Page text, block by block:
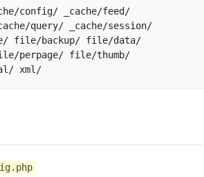
config/ _cache/feed/
query/ _cache/session/
file/backup/ file/data/
perpage/ file/thumb/